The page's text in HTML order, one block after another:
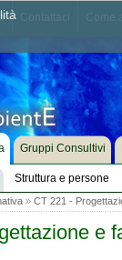
Struttura e persone
Gruppi Consultivi
» CT 221 -
e